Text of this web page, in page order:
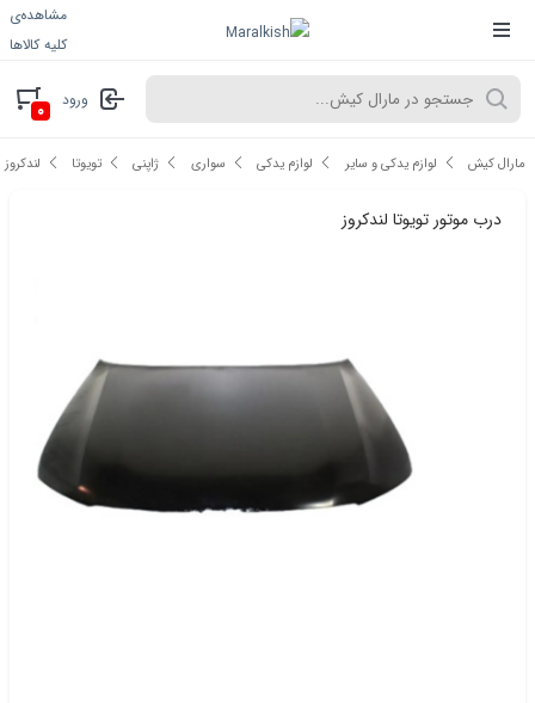
مشاهده‌ی
کلیه کالاها
ورود ۰
مارال کیش لوازم یدکی و سایر لوازم یدکی سواری ژاپنی تویوتا لندکروز
درب موتور تویوتا لندکروز